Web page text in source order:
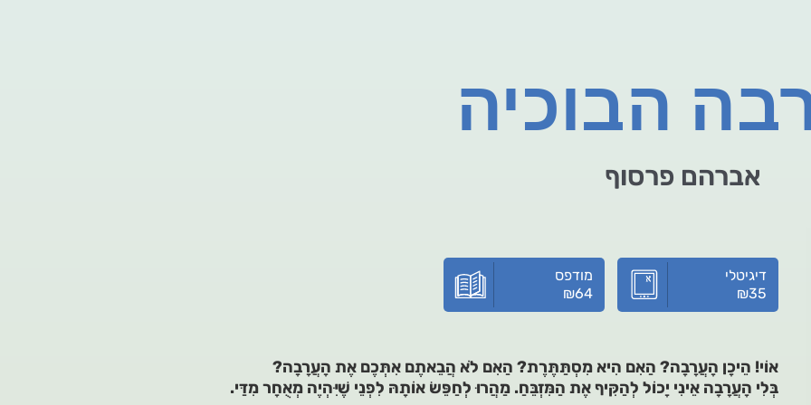
הבוכיה
אברהם פרסוף
דיגיטלי
₪35
מודפס
₪64
אוֹי! הֵיכָן הָעֲרָבָה? הַאִם הִיא מִסְתַּתֶּרֶת? הַאִם לֹא הֲבֵאתֶם אִתְּכֶם אֶת הָעֲרָבָה?
בְּלִי הָעֲרָבָה אֵינִי יָכוֹל לְהַקִּיף אֶת הַמִּזְבֵּחַ. מַהֲרוּ לְחַפֵּשׂ אוֹתָהּ לִפְנֵי שֶׁיִּהְיֶה מְאֻחָר מִדַּי.